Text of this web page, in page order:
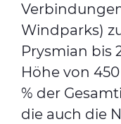
Windparks)
Prysmian bis
Höhe von
% der
die auch die